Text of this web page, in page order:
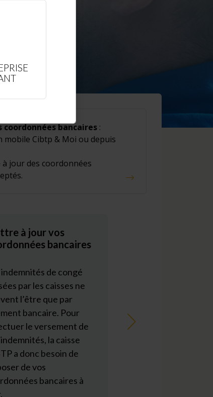
bancaires :
mobile Cibtp & Moi ou depuis
jour des coordonnées
à jour vos
bancaires
indemnités de congé
par les caisses ne
l’être que par
bancaire. Pour
le versement de
la caisse
a donc besoin de
de vos
bancaires à
Suivant